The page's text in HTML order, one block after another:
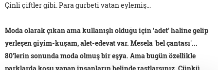
Çinli çiftler gibi. Para gurbeti vatan eylemiş...
Moda olarak çıkan ama kullanışlı olduğu için 'adet' haline gelip
yerleşen giyim-kuşam, alet-edevat var. Mesela 'bel çantası'...
80'lerin sonunda moda olmuş bir eşya. Ama bugün özellikle